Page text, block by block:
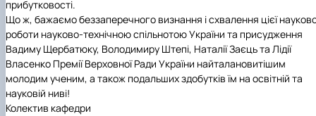
прибутковості.
Що ж, бажаємо беззаперечного визнання і схвалення цієї
роботи науково-технічною спільнотою України та присудження
Вадиму Щербатюку, Володимиру Штепі, Наталії Заєць та Лідії
Власенко Премії Верховної Ради України найталановитішим
молодим ученим, а також подальших здобутків їм на освітній та
науковій ниві!
Колектив кафедри